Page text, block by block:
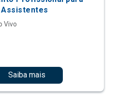
Vivo
Saiba mais